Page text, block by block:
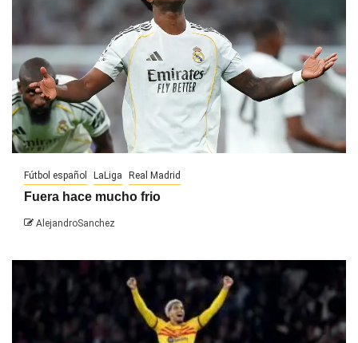
Fútbol español LaLiga Real Madrid
Fuera hace mucho frio
AlejandroSanchez